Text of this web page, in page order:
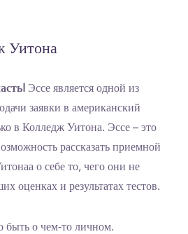
Уитона
Эссе является одной из
заявки в американский
в Колледж Уитона. Эссе – это
рассказать приемной
о себе то, чего они не
оценках и результатах тестов.
быть о чем-то личном.